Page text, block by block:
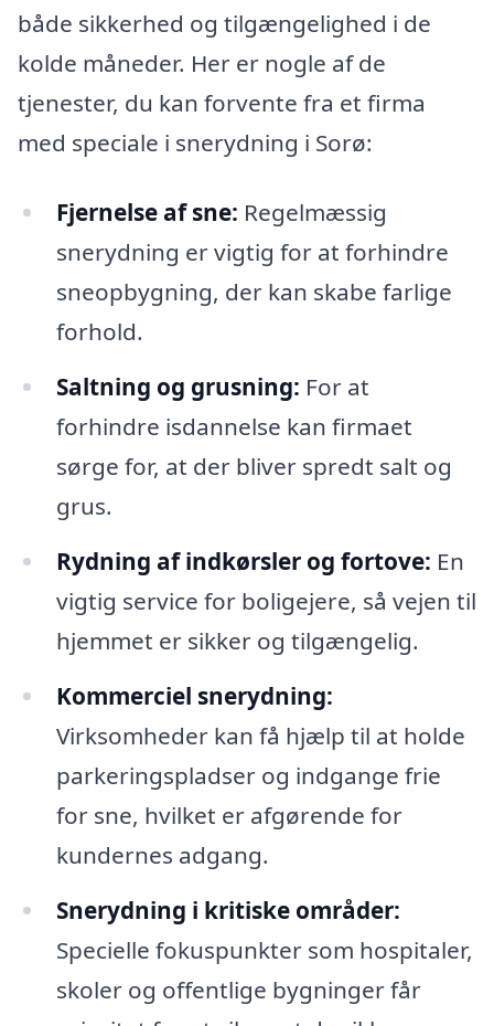
både sikkerhed og tilgængelighed i de
kolde måneder. Her er nogle af de
tjenester, du kan forvente fra et firma
med speciale i snerydning i Sorø:
Fjernelse af sne: Regelmæssig
snerydning er vigtig for at forhindre
sneopbygning, der kan skabe farlige
forhold.
Saltning og grusning: For at
forhindre isdannelse kan firmaet
sørge for, at der bliver spredt salt og
grus.
Rydning af indkørsler og fortove: En
vigtig service for boligejere, så vejen til
hjemmet er sikker og tilgængelig.
Kommerciel snerydning:
Virksomheder kan få hjælp til at holde
parkeringspladser og indgange frie
for sne, hvilket er afgørende for
kundernes adgang.
Snerydning i kritiske områder:
Specielle fokuspunkter som hospitaler,
skoler og offentlige bygninger får